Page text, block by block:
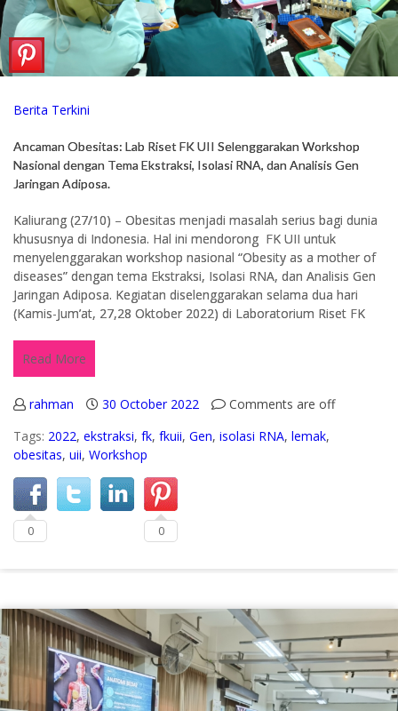
Berita Terkini
Ancaman Obesitas: Lab Riset FK UII Selenggarakan Workshop
Nasional dengan Tema Ekstraksi, Isolasi RNA, dan Analisis Gen
Jaringan Adiposa.
Kaliurang (27/10) – Obesitas menjadi masalah serius bagi dunia
khususnya di Indonesia. Hal ini mendorong FK UII untuk
menyelenggarakan workshop nasional “Obesity as a mother of
diseases” dengan tema Ekstraksi, Isolasi RNA, dan Analisis Gen
Jaringan Adiposa. Kegiatan diselenggarakan selama dua hari
(Kamis-Jum’at, 27,28 Oktober 2022) di Laboratorium Riset FK
Read More
rahman 30 October 2022
Comments are off
Tags: 2022, ekstraksi, fk, fkuii, Gen, isolasi RNA, lemak,
obesitas, uii, Workshop
0 0